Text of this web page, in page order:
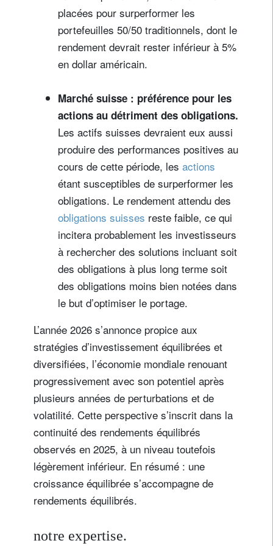
placées pour surperformer les
portefeuilles 50/50 traditionnels, dont le
rendement devrait rester inférieur à 5%
en dollar américain.
Marché suisse : préférence pour les
actions au détriment des obligations.
Les actifs suisses devraient eux aussi
produire des performances positives au
cours de cette période, les actions
étant susceptibles de surperformer les
obligations. Le rendement attendu des
obligations suisses reste faible, ce qui
incitera probablement les investisseurs
à rechercher des solutions incluant soit
des obligations à plus long terme soit
des obligations moins bien notées dans
le but d’optimiser le portage.
L’année 2026 s’annonce propice aux
stratégies d’investissement équilibrées et
diversifiées, l’économie mondiale renouant
progressivement avec son potentiel après
plusieurs années de perturbations et de
volatilité. Cette perspective s’inscrit dans la
continuité des rendements équilibrés
observés en 2025, à un niveau toutefois
légèrement inférieur. En résumé : une
croissance équilibrée s’accompagne de
rendements équilibrés.
notre expertise.